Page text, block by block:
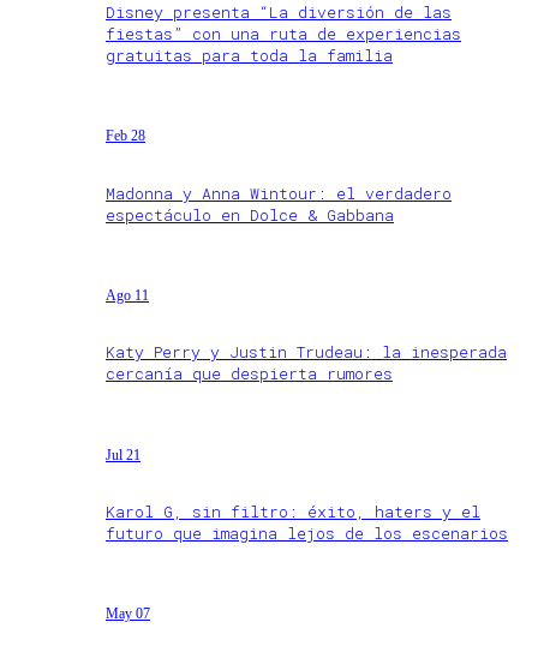
Disney presenta “La diversión de las
fiestas” con una ruta de experiencias
gratuitas para toda la familia
Feb 28
Madonna y Anna Wintour: el verdadero
espectáculo en Dolce & Gabbana
Ago 11
Katy Perry y Justin Trudeau: la inesperada
cercanía que despierta rumores
Jul 21
Karol G, sin filtro: éxito, haters y el
futuro que imagina lejos de los escenarios
May 07